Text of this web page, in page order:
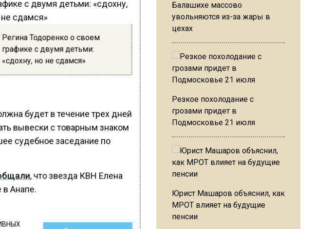
Регина Тодоренко о своем
графике с двумя детьми:
«сдохну, но не сдамся»
будет в течение трех дней
вывески с товарным знаком
судебное заседание по
, что звезда КВН Елена
Анапе.
Балашихе массово
увольняются из-за жары в
цехах
Резкое похолодание с
грозами придет в
Подмосковье 21 июля
Юрист Машаров объяснил, как
МРОТ влияет на будущие
пенсии